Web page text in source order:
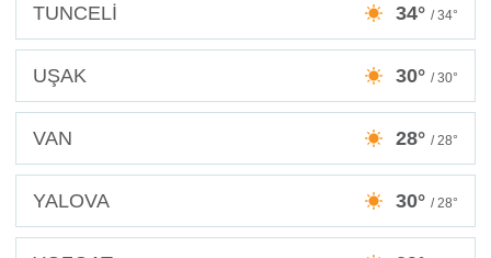
TUNCELİ 34° / 34°
UŞAK 30° / 30°
VAN 28° / 28°
YALOVA 30° / 28°